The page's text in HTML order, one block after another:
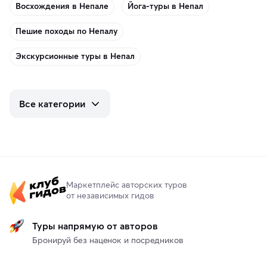
Восхождения в Непале Йога-туры в Непал
Пешие походы по Непалу
Экскурсионные туры в Непал
Все категории
Маркетплейс авторских туров
от независимых гидов
Туры напрямую от авторов
Бронируй без наценок и посредников